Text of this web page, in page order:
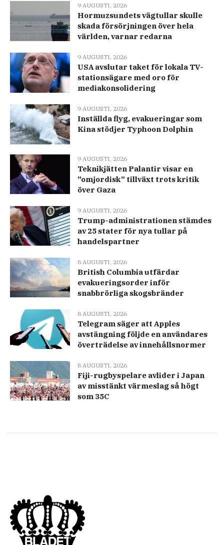
9 AUGUSTI, 2026
Hormuzsundets vägtullar skulle
skada försörjningen över hela
världen, varnar redarna
9 AUGUSTI, 2026
USA avslutar taket för lokala TV-
stationsägare med oro för
mediakonsolidering
9 AUGUSTI, 2026
Inställda flyg, evakueringar som
Kina stödjer Typhoon Dolphin
9 AUGUSTI, 2026
Teknikjätten Palantir visar en
”omjordisk” tillväxt trots kritik
över Gaza
9 AUGUSTI, 2026
Trump-administrationen stämdes
av 25 stater för nya tullar på
handelspartner
8 AUGUSTI, 2026
British Columbia utfärdar
evakueringsorder inför
snabbrörliga skogsbränder
8 AUGUSTI, 2026
Telegram säger att Apples
avstängning följde en användares
överträdelse av innehållsnormer
8 AUGUSTI, 2026
Fiji-rugbyspelare avlider i Japan
av misstänkt värmeslag så högt
som 35C